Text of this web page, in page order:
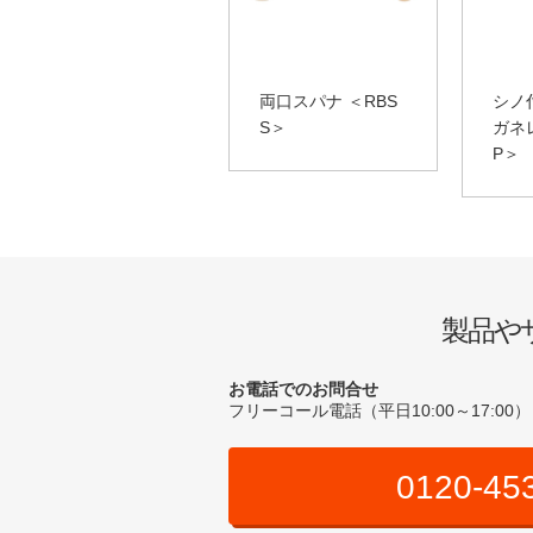
両口スパナ ＜RBS
S＞
シノ
ガネ
P＞
製品や
お電話でのお問合せ
フリーコール電話（平日10:00～17:00）
0120-